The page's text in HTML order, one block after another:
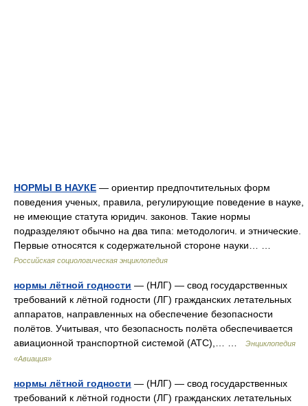
НОРМЫ В НАУКЕ — ориентир предпочтительных форм
поведения ученых, правила, регулирующие поведение в науке,
не имеющие статута юридич. законов. Такие нормы
подразделяют обычно на два типа: методологич. и этнические.
Первые относятся к содержательной стороне науки… …
Российская социологическая энциклопедия
нормы лётной годности — (НЛГ) — свод государственных
требований к лётной годности (ЛГ) гражданских летательных
аппаратов, направленных на обеспечение безопасности
полётов. Учитывая, что безопасность полёта обеспечивается
авиационной транспортной системой (АТС),… …
Энциклопедия
«Авиация»
нормы лётной годности — (НЛГ) — свод государственных
требований к лётной годности (ЛГ) гражданских летательных